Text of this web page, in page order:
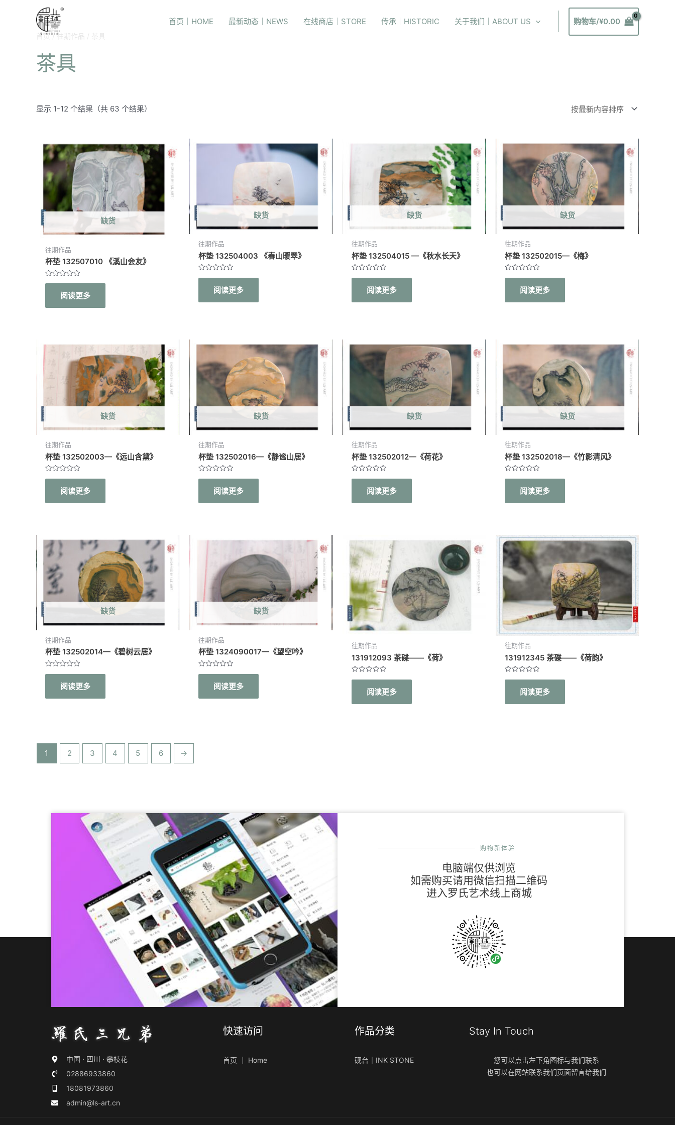
首页｜HOME 最新动态｜NEWS 在线商店｜STORE 传承｜HISTORIC 关于我们｜ABOUT US 购物车/¥0.00
首页/往期作品
茶具
显示 1-12 个结果（共 63 个结果）
缺货
往期作品
杯垫 132507010 《溪山会友》
评
&sol;
5
阅读更多
缺货
往期作品
杯垫 132504003 《春山暖翠》
评
&sol;
5
阅读更多
缺货
往期作品
杯垫 132504015 —《秋水长天》
评
&sol;
5
阅读更多
缺货
往期作品
杯垫 132502015—《梅》
评
&sol;
5
阅读更多
缺货
往期作品
杯垫 132502003—《远山含黛》
评
&sol;
5
阅读更多
缺货
往期作品
杯垫 132502016—《静谧山居》
评
&sol;
5
阅读更多
缺货
往期作品
杯垫 132502012—《荷花》
评
&sol;
5
阅读更多
缺货
往期作品
杯垫 132502018—《竹影清风》
评
&sol;
5
阅读更多
缺货
往期作品
杯垫 132502014—《碧树云居》
评
&sol;
5
阅读更多
缺货
往期作品
杯垫 1324090017—《望空吟》
评
&sol;
5
阅读更多
往期作品
131912093 茶碟——《荷》
评
&sol;
5
阅读更多
往期作品
131912345 茶碟——《荷韵》
评
&sol;
5
阅读更多
1 2 3 4 5 6 →
购物新体验
电脑端仅供浏览
如需购买请用微信扫描二维码
进入罗氏艺术线上商城
中国 · 四川 · 攀枝花
02886933860
18081973860
admin@ls-art.cn
快速访问
首页 ｜ Home
作品分类
砚台｜INK STONE
Stay In Touch
您可以点击左下角图标与我们联系
也可以在网站联系我们页面留言给我们